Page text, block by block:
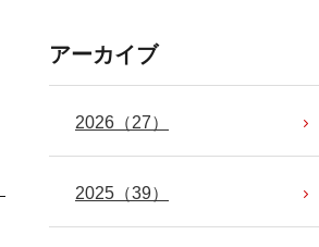
アーカイブ
2026 （27）
2025 （39）